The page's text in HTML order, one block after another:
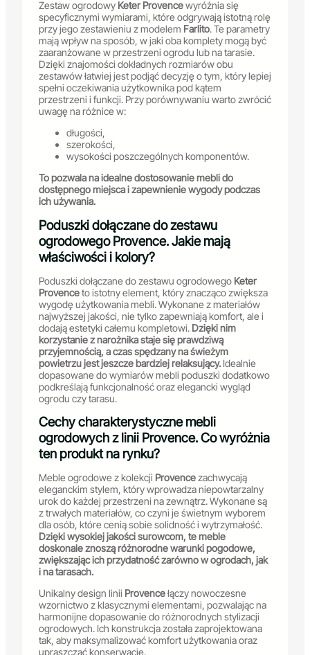
Zestaw ogrodowy Keter Provencewyróżnia się
specyficznymi wymiarami, które odgrywają istotną rolę
przy jego zestawieniu z modelem Farlito. Te parametry
mają wpływ na sposób, w jaki oba komplety mogą być
zaaranżowane w przestrzeni ogrodu lub na tarasie.
Dzięki znajomości dokładnych rozmiarów obu
zestawów łatwiej jest podjąć decyzję o tym, który lepiej
spełni oczekiwania użytkownika pod kątem
przestrzeni i funkcji. Przy porównywaniu warto zwrócić
uwagę na różnice w:
długości,
szerokości,
wysokości poszczególnych komponentów.
To pozwala na idealne dostosowanie mebli do
dostępnego miejsca i zapewnienie wygody podczas
ich używania.
Poduszki dołączane do zestawu
ogrodowego Provence. Jakie mają
właściwości i kolory?
Poduszki dołączane do zestawu ogrodowego Keter
Provenceto istotny element, który znacząco zwiększa
wygodę użytkowania mebli. Wykonane z materiałów
najwyższej jakości, nie tylko zapewniają komfort, ale i
dodają estetyki całemu kompletowi. Dzięki nim
korzystanie z narożnika staje się prawdziwą
przyjemnością, a czas spędzany na świeżym
powietrzu jest jeszcze bardziej relaksujący. Idealnie
dopasowane do wymiarów mebli poduszki dodatkowo
podkreślają funkcjonalność oraz elegancki wygląd
ogrodu czy tarasu.
Cechy charakterystyczne mebli
ogrodowych z linii Provence. Co wyróżnia
ten produkt na rynku?
Meble ogrodowe z kolekcji Provencezachwycają
eleganckim stylem, który wprowadza niepowtarzalny
urok do każdej przestrzeni na zewnątrz. Wykonane są
z trwałych materiałów, co czyni je świetnym wyborem
dla osób, które cenią sobie solidność i wytrzymałość.
Dzięki wysokiej jakości surowcom, te meble
doskonale znoszą różnorodne warunki pogodowe,
zwiększając ich przydatność zarówno w ogrodach, jak
i na tarasach.
Unikalny design linii Provencełączy nowoczesne
wzornictwo z klasycznymi elementami, pozwalając na
harmonijne dopasowanie do różnorodnych stylizacji
ogrodowych. Ich konstrukcja została zaprojektowana
tak, aby maksymalizować komfort użytkowania oraz
upraszczać konserwację.